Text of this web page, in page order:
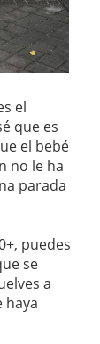
el
que es
el bebé
no le ha
parada
puedes
se
a
haya